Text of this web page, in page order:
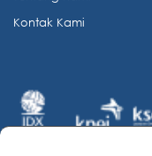
Kontak Kami